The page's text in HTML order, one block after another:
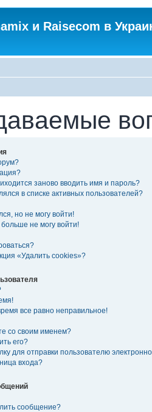
и Raisecom в
заново вводить имя и пароль?
в списке активных пользователей?
но не могу войти!
не могу войти!
«Удалить cookies»?
все равно неправильное!
со своим именем?
его?
для отправки пользователю
входа?
сообщение?